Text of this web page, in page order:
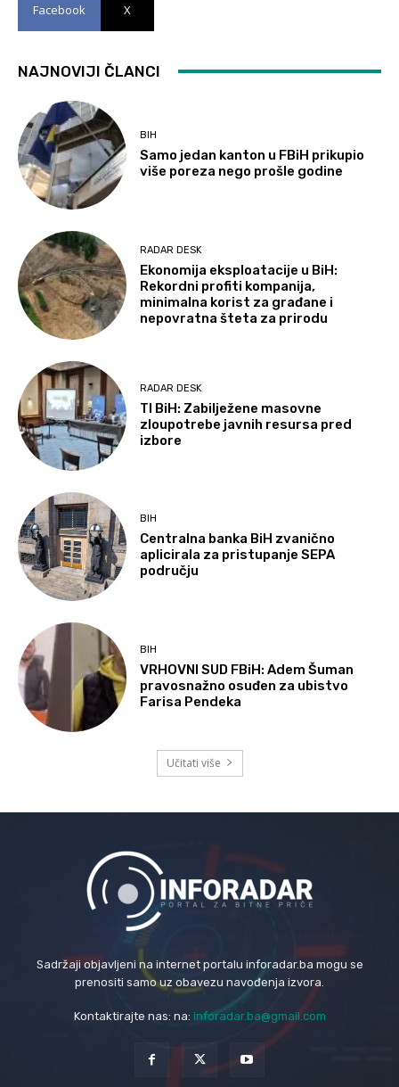
Facebook X
NAJNOVIJI ČLANCI
BIH
Samo jedan kanton u FBiH prikupio
više poreza nego prošle godine
RADAR DESK
Ekonomija eksploatacije u BiH:
Rekordni profiti kompanija,
minimalna korist za građane i
nepovratna šteta za prirodu
RADAR DESK
TI BiH: Zabilježene masovne
zloupotrebe javnih resursa pred
izbore
BIH
Centralna banka BiH zvanično
aplicirala za pristupanje SEPA
području
BIH
VRHOVNI SUD FBiH: Adem Šuman
pravosnažno osuđen za ubistvo
Farisa Pendeka
Učitati više
Sadržaji objavljeni na internet portalu inforadar.ba mogu se
prenositi samo uz obavezu navođenja izvora.
Kontaktirajte nas: na: inforadar.ba@gmail.com